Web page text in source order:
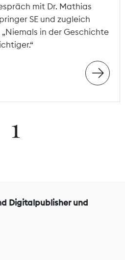
mit Dr. Mathias
SE und zugleich
in der Geschichte
1
Digitalpublisher und